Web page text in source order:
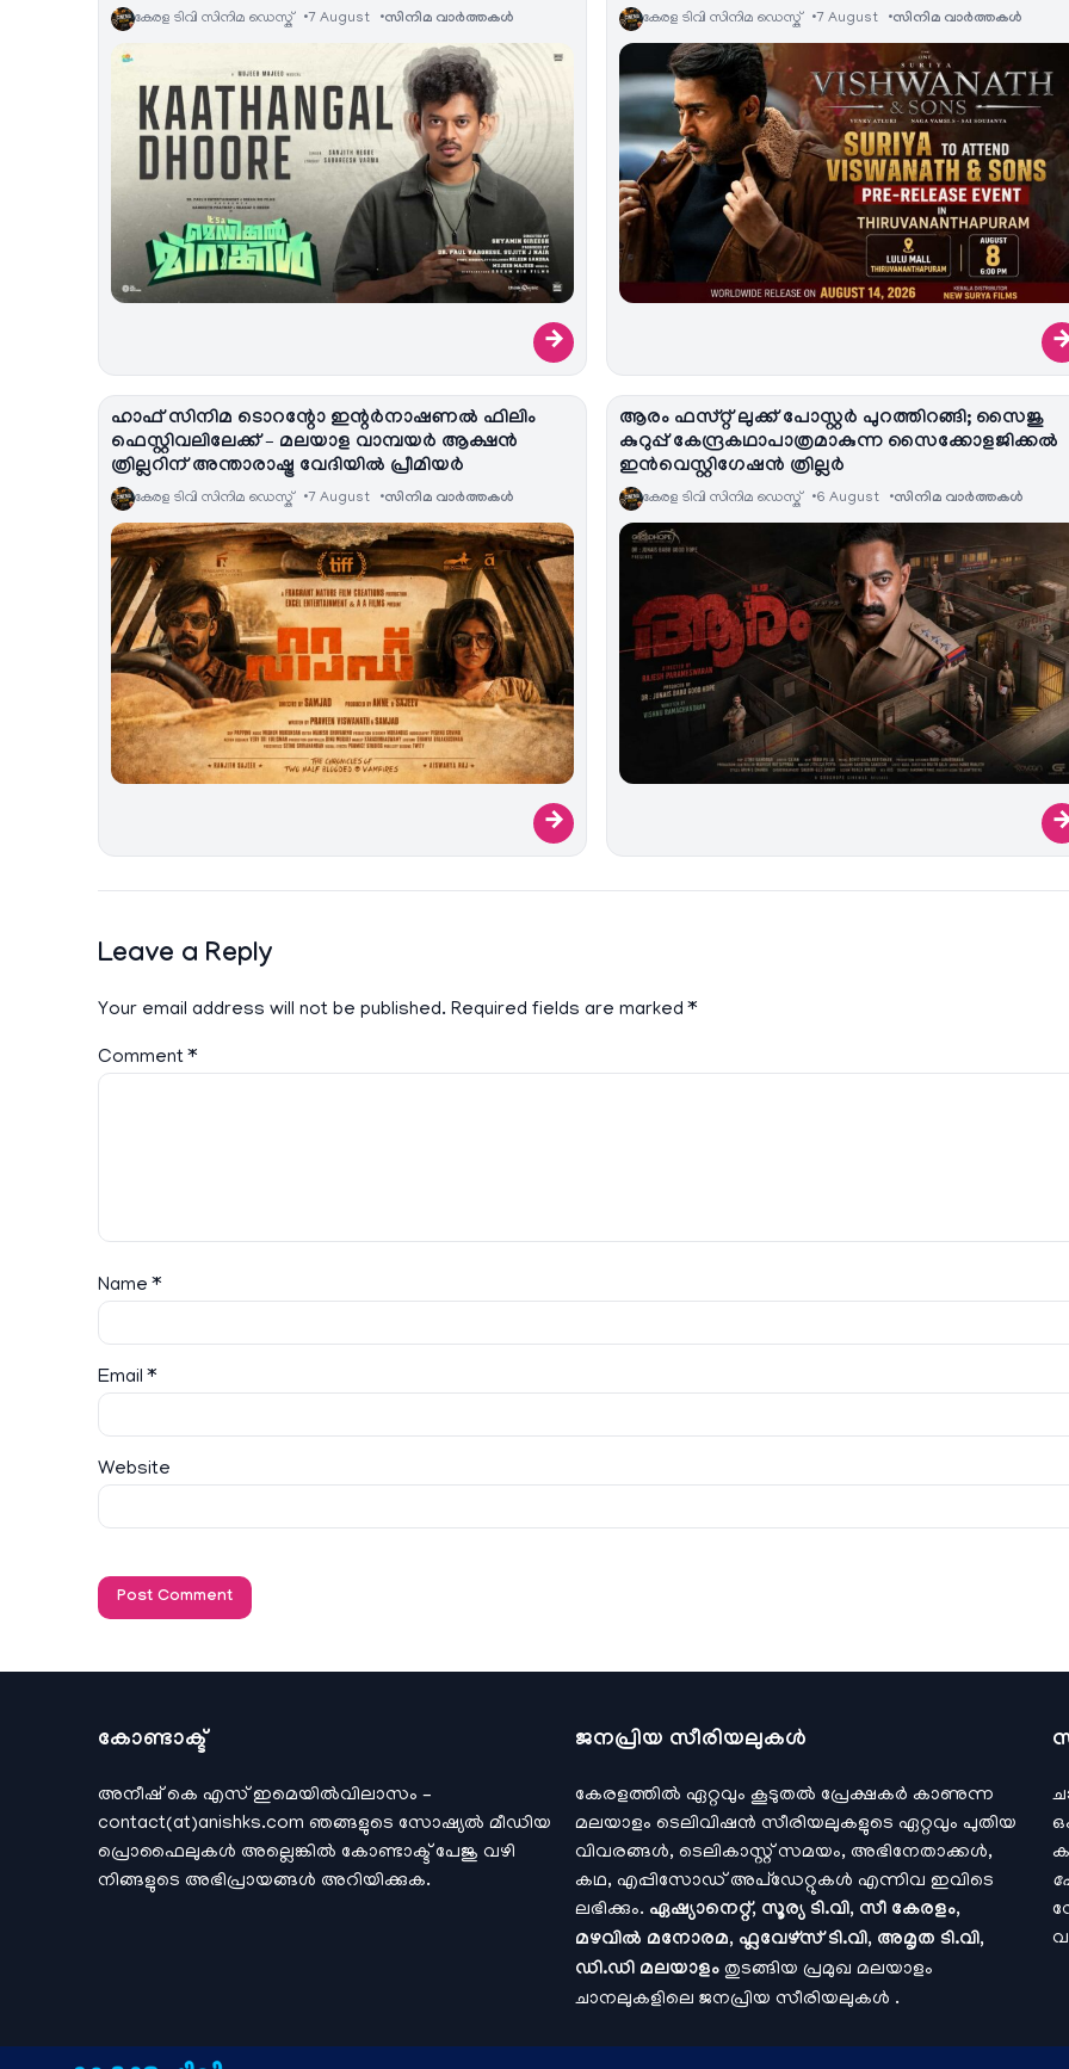
കേരള ടിവി സിനിമ ഡെസ്ക് 7 August സിനിമ വാര്‍ത്തകള്‍
→
കേരള ടിവി സിനിമ ഡെസ്ക് 7 August സിനിമ വാര്‍ത്തകള്‍
ഹാഫ് സിനിമ ടൊറന്റോ ഇന്റർനാഷണൽ ഫിലിം
ഫെസ്റ്റിവലിലേക്ക് – മലയാള വാമ്പയർ ആക്ഷൻ
ത്രില്ലറിന് അന്താരാഷ്ട്ര വേദിയിൽ പ്രീമിയർ
കേരള ടിവി സിനിമ ഡെസ്ക് 7 August സിനിമ വാര്‍ത്തകള്‍
→
ആരം ഫസ്റ്റ് ലുക്ക് പോസ്റ്റർ പുറത്തിറങ്ങി; സൈജു
കുറുപ്പ് കേന്ദ്രകഥാപാത്രമാകുന്ന സൈക്കോളജിക്കൽ
ഇൻവെസ്റ്റിഗേഷൻ ത്രില്ലർ
കേരള ടിവി സിനിമ ഡെസ്ക് 6 August സിനിമ വാര്‍ത്തകള്‍
Leave a Reply
Your email address will not be published. Required fields are marked*
Comment*
Name*
Email*
Website
കോണ്ടാക്ട്
അനീഷ്‌ കെ എസ് ഇമെയില്‍വിലാസം –
contact(at)anishks.com ഞങ്ങളുടെ സോഷ്യല്‍ മീഡിയ
പ്രൊഫൈലുകള്‍ അല്ലെങ്കില്‍ കോണ്ടാക്ട്പേജു വഴി
നിങ്ങളുടെ അഭിപ്രായങ്ങള്‍ അറിയിക്കുക.
ജനപ്രിയ സീരിയലുകള്‍
കേരളത്തിൽ ഏറ്റവും കൂടുതൽ പ്രേക്ഷകർ കാണുന്ന
മലയാളം ടെലിവിഷൻ സീരിയലുകളുടെ ഏറ്റവും പുതിയ
വിവരങ്ങൾ, ടെലികാസ്റ്റ് സമയം, അഭിനേതാക്കൾ,
കഥ, എപ്പിസോഡ് അപ്ഡേറ്റുകൾ എന്നിവ ഇവിടെ
ലഭിക്കും. ഏഷ്യാനെറ്റ്, സൂര്യ ടി.വി, സീ കേരളം,
മഴവിൽ മനോരമ, ഫ്ലവേഴ്സ് ടി.വി, അമൃത ടി.വി,
ഡി.ഡി മലയാളം തുടങ്ങിയ പ്രമുഖ മലയാളം
ചാനലുകളിലെ ജനപ്രിയ സീരിയലുകൾ .